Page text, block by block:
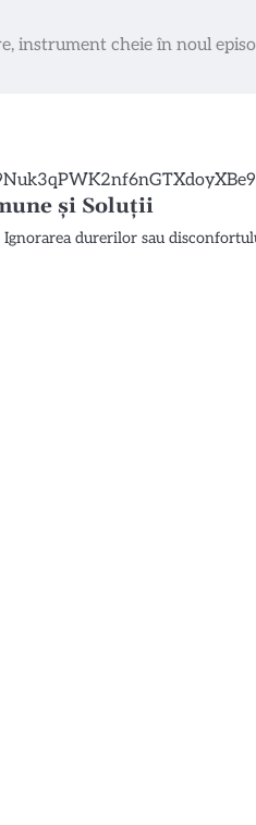
instrument cheie în noul
și Soluții
durerilor sau